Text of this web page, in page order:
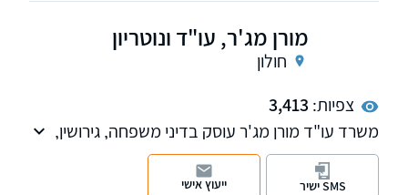
מורן מג'ר, עו"ד ונוטריון
חולון
צפיות: 3,413
משרד עו"ד מורן מג'ר עוסק בדיני משפחה, גירושין,
צוואות, ירושות, הסכם ממון, ייפוי כוח מתמשך
ושירותי נוטריון.
SMS ישיר ייעוץ אישי